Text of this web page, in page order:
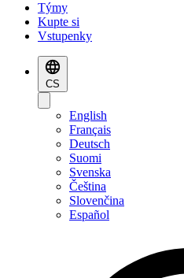
Týmy
Kupte si
Vstupenky
CS
English
Français
Deutsch
Suomi
Svenska
Čeština
Slovenčina
Español